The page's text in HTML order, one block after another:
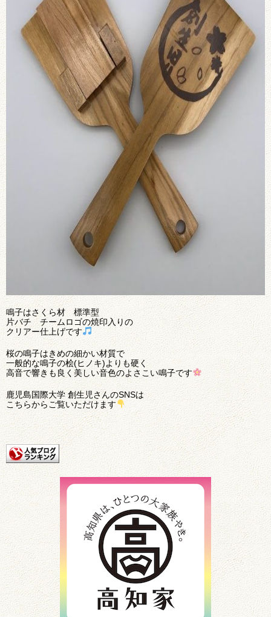
鳴子はさくら材 標準型
片バチ チームロゴの焼印入りの
クリアー仕上げです
桜の鳴子はきめの細かい材質で
一般的な鳴子の桧(ヒノキ)よりも硬く
高音で響きも良く美しい音色のよさこい鳴子です
鹿児島国際大学 創生児さんのSNSは
こちらからご覧いただけます